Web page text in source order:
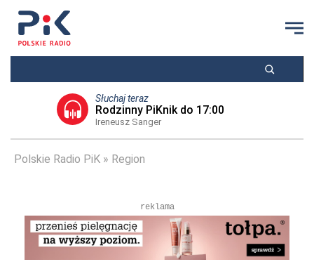
Słuchaj teraz
Rodzinny PiKnik do 17:00
Ireneusz Sanger
Polskie Radio PiK Region
reklama